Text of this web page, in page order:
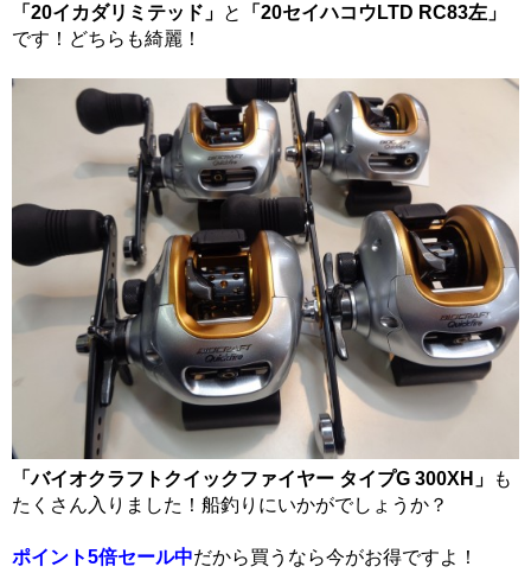
「20イカダリミテッド」 と
「20セイハコウLTD RC83左」
です！どちらも綺麗！
「バイオクラフトクイックファイヤー タイプG 300XH」
も
たくさん入りました！船釣りにいかがでしょうか？
ポイント5倍セール中だから買うなら今がお得ですよ！